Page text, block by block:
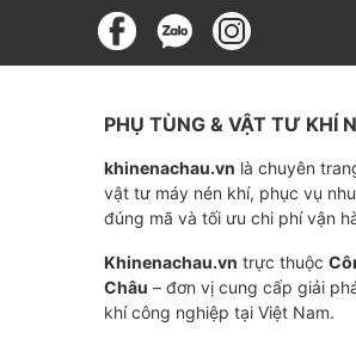
Ưu điểm nổi
• Chất lượng ổn định:
• Chống oxy hóa và mài
• Phù hợp với nhiều loại
• Dễ dàng sử dụng: Tiện
Ứng dụng của
Dầu Compkorea được sử
PHỤ TÙNG & VẬT TƯ KHÍ
khinenachau.vn là chuyên
vật tư máy nén khí, phục vụ
đúng mã và tối ưu chi phí vận
Khinenachau.vn trực thuộc
Châu – đơn vị cung cấp giải
khí công nghiệp tại Việt Nam.